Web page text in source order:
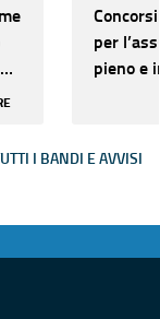
per
pieno e
I BANDI E AVVISI